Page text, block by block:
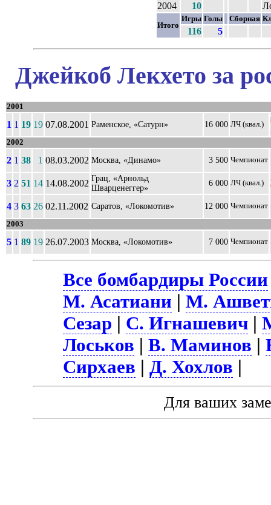
2004
10
Итого
Игры Голы Сборная
116 5
Джейкоб Лекхето за
2001
1 1 19 19 07.08.2001 Раменское, «Сатурн» 16 000 ЛЧ (квал.)
2002
2 1 38 1 08.03.2002 Москва, «Динамо» 3 500 Чемпионат
3 2 51 14 14.08.2002 Грац, «Арнольд
Шварценеггер»
6 000 ЛЧ (квал.)
4 3 63 26 02.11.2002 Саратов, «Локомотив» 12 000 Чемпионат
2003
5 1 89 19 26.07.2003 Москва, «Локомотив» 7 000 Чемпионат
Все бомбардиры России
М. Асатиани |М.
Сезар | С. Игнашевич |
Лоськов |В. Маминов |
Сирхаев |Д. Хохлов |
Для ваших